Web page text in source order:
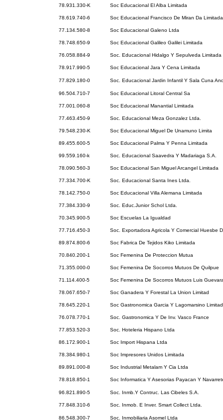
78.931.330-K Soc Educacional El Alba Limitada
78.619.740-6 Soc Educacional Francisco De Miran Da Limitada
77.134.580-8 Soc Educacional Galeno Ltda
78.748.650-9 Soc Educacional Galileo Galilei Limitada
76.058.884-9 Soc. Educacional Hidalgo Y Sepulveda Limitada
78.917.990-5 Soc Educacional Jara Y Cena Limitada
77.829.180-0 Soc. Educacional Jardin Infantil Y Sala Cuna
96.504.710-7 Soc Educacional Litoral Central Sa
77.001.060-8 Soc Educacional Manantial Limitada
77.463.450-9 Soc. Educacional Meza Gonzalez Ltda.
79.548.230-K Soc Educacional Miguel De Unamuno Limita
89.455.600-5 Soc Educacional Palma Y Penna Limitada
99.559.160-k Soc. Educacional Saavedra Y Madariaga S.A.
78.090.560-3 Soc Educacional San Miguel Arcangel Limitada
77.334.700-K Soc. Educacional Santa Ines Ltda.
78.142.750-0 Soc Educacional Villa Alemana Limitada
77.384.330-9 Soc. Educ.Junior Schol Ltda.
70.345.900-5 Soc Escuelas La Igualdad
77.716.450-3 Soc. Exportadora Agricola Y Comercial Huesbe
89.874.800-6 Soc Fabrica De Tejidos Kiko Limitada
70.840.200-1 Soc Femenina De Proteccion Mutua
71.355.000-0 Soc Femenina De Socorros Mutuos De Quilpue
71.114.400-5 Soc Femenina De Socorros Mutuos Luis
78.067.650-7 Soc Ganadera Y Forestal La Union Limitad
78.645.220-1 Soc Gastronomica Garcia Y Lagomarsino
76.078.770-1 Soc. Gastronomica Y De Inv. Vasco France
77.853.520-3 Soc. Hoteleria Hispano Ltda
86.172.900-1 Soc Import Hispana Ltda
78.384.980-1 Soc Impresores Unidos Limitada
89.891.000-8 Soc Industrial Metalam Y Cia Ltda
78.818.850-1 Soc Informatica Y Asesorias Payacan Y
96.821.890-5 Soc. Inmb.Y Contruc. Las Cibeles S.A.
77.848.310-6 Soc. Inmob. E Inver. Smart Collect Ltda.
86.548.300-7 Soc. Inmobiliaria Asomel Ltda